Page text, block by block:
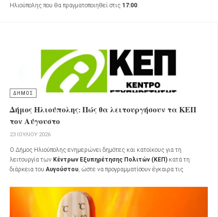
Ηλιούπολης που θα πραγματοποιηθεί στις 17:00.
ΔΗΜΟΣ
Δήμος Ηλιούπολης: Πώς θα λειτουργήσουν τα ΚΕΠ
τον Αύγουστο
23 ΙΟΥΛΊΟΥ 2026
Ο Δήμος Ηλιούπολης ενημερώνει δημότες και κατοίκους για τη
λειτουργία των Κέντρων Εξυπηρέτησης Πολιτών (ΚΕΠ) κατά τη
διάρκεια του Αυγούστου, ώστε να προγραμματίσουν έγκαιρα τις